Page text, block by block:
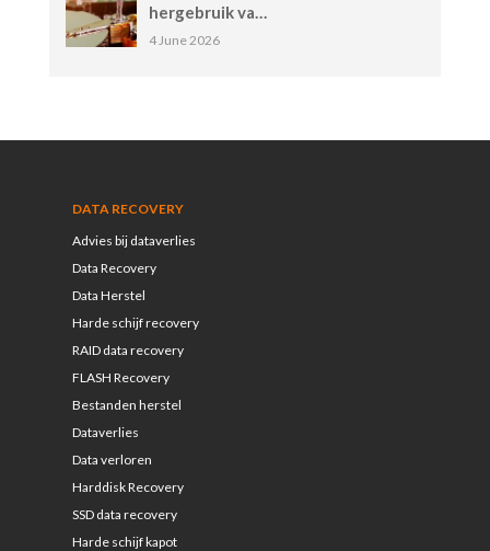
hergebruik va…
4 June 2026
DATA RECOVERY
Advies bij dataverlies
Data Recovery
Data Herstel
Harde schijf recovery
RAID data recovery
FLASH Recovery
Bestanden herstel
Dataverlies
Data verloren
Harddisk Recovery
SSD data recovery
Harde schijf kapot